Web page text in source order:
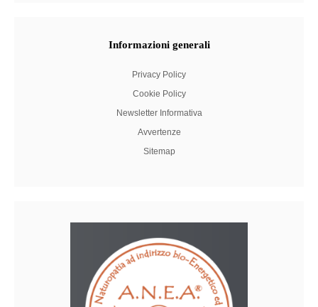
Informazioni generali
Privacy Policy
Cookie Policy
Newsletter Informativa
Avvertenze
Sitemap